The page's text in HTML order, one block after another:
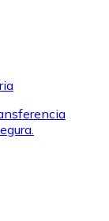
comprar